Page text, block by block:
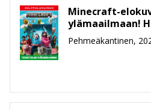
Minecraft-
ylämaailmaan!
Pehmeäkantinen,